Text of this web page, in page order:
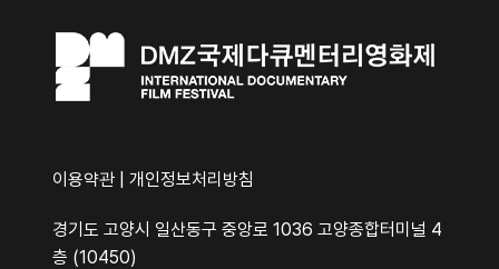
이용약관 개인정보처리방침
경기도 고양시 일산동구 중앙로 1036 고양종합터미널 4
층 (10450)